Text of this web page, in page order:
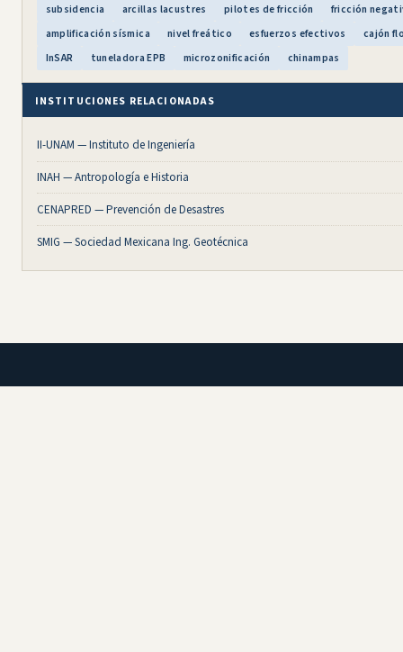
subsidencia arcillas lacustres pilotes de fricción
fricción
amplificación sísmica
nivel freático esfuerzos efectivos
cajón
InSAR
tuneladora EPB microzonificación chinampas
INSTITUCIONES RELACIONADAS
II-UNAM — Instituto de Ingeniería
INAH — Antropología e Historia
CENAPRED — Prevención de Desastres
SMIG — Sociedad Mexicana Ing. Geotécnica